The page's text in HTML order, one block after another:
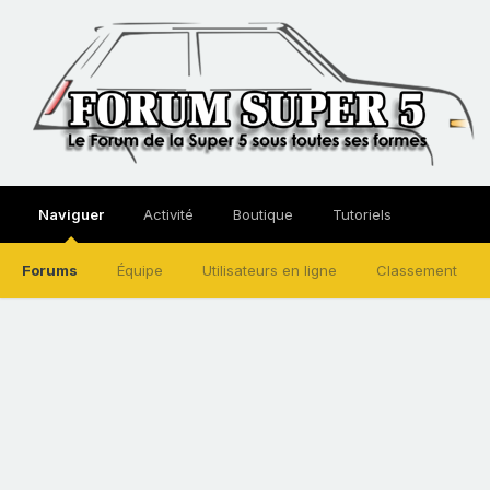
Naviguer
Forums Équipe Utilisateurs en ligne Classement
Activité Boutique Tutoriels